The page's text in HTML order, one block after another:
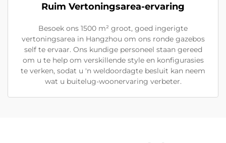
Ruim Vertoningsarea-ervaring
Besoek ons 1500 m² groot, goed ingerigte
vertoningsarea in Hangzhou om ons ronde gazebos
self te ervaar. Ons kundige personeel staan gereed
om u te help om verskillende style en konfigurasies
te verken, sodat u 'n weldoordagte besluit kan neem
wat u buitelug-woonervaring verbeter.